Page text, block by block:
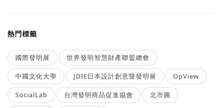
熱門標籤
國際發明展 世界發明智慧財產聯盟總會
中國文化大學 JDIE日本設計創意暨發明展 OpView
SocialLab 台灣發明商品促進協會 北市圖